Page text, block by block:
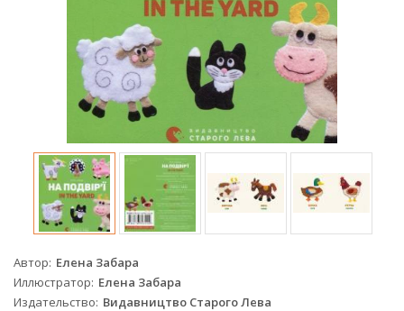
Автор Елена Забара
Иллюстратор Елена Забара
Издательство Видавництво Старого Лева